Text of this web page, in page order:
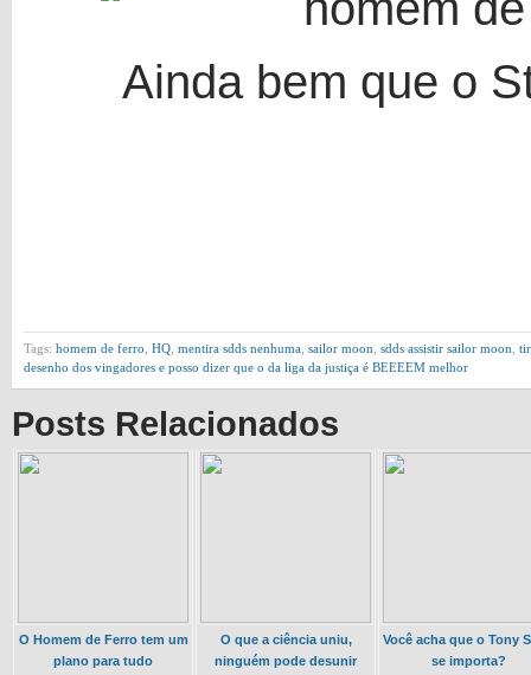
Ainda bem que o
Tags: homem de ferro HQ mentira sdds nenhuma sailor moon sdds assistir sailor moon
desenho dos vingadores e posso dizer que o da liga da justiça é BEEEEM melhor
Posts Relacionados
O Homem de Ferro tem um
plano para tudo
O que a ciência uniu,
ninguém pode desunir
Você acha que o Tony
se importa?